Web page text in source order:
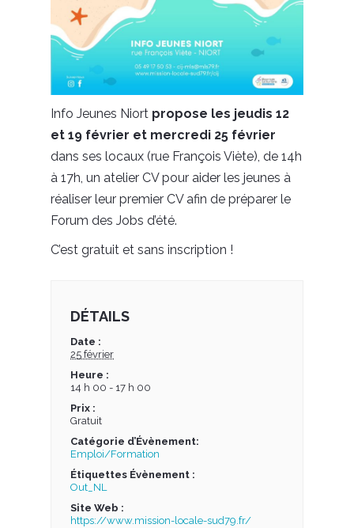
Info Jeunes Niort propose les jeudis 12
et 19 février et mercredi 25 février
dans ses locaux (rue François Viète), de 14h
à 17h, un atelier CV pour aider les jeunes à
réaliser leur premier CV afin de préparer le
Forum des Jobs d’été.
C’est gratuit et sans inscription !
DÉTAILS
Date :
25 février
Heure :
14 h 00 - 17 h 00
Prix :
Gratuit
Catégorie d’Évènement:
Emploi/Formation
Étiquettes Évènement :
Out_NL
Site Web :
https://www.mission-locale-sud79.fr/